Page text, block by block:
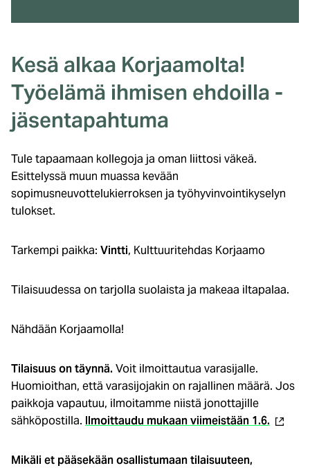
Kesä alkaa Korjaamolta!
Työelämä ihmisen ehdoilla -
jäsentapahtuma
Tule tapaamaan kollegoja ja oman liittosi väkeä.
Esittelyssä muun muassa kevään
sopimusneuvottelukierroksen ja työhyvinvointikyselyn
tulokset.
Tarkempi paikka: Vintti, Kulttuuritehdas Korjaamo
Tilaisuudessa on tarjolla suolaista ja makeaa iltapalaa.
Nähdään Korjaamolla!
Tilaisuus on täynnä. Voit ilmoittautua varasijalle.
Huomioithan, että varasijojakin on rajallinen määrä. Jos
paikkoja vapautuu, ilmoitamme niistä jonottajille
sähköpostilla. Ilmoittaudu mukaan viimeistään 1.6.
Mikäli et pääsekään osallistumaan tilaisuuteen,